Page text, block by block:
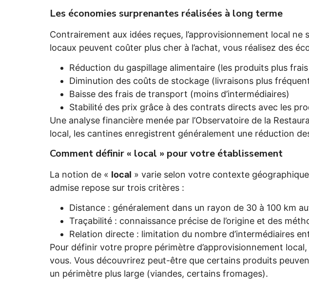
Les économies surprenantes réalisées à long terme
Contrairement aux idées reçues, l’approvisionnement local
locaux peuvent coûter plus cher à l’achat, vous réalisez des
Réduction du gaspillage alimentaire (les produits plus
Diminution des coûts de stockage (livraisons plus
Baisse des frais de transport (moins d’intermédiaires)
Stabilité des prix grâce à des contrats directs avec les
Une analyse financière menée par l’Observatoire de la
local, les cantines enregistrent généralement une réduction
Comment définir « local » pour votre établissement
La notion de « local » varie selon votre contexte
admise repose sur trois critères :
Distance : généralement dans un rayon de 30 à 100 km
Traçabilité : connaissance précise de l’origine et des
Relation directe : limitation du nombre d’intermédiaires
Pour définir votre propre périmètre d’approvisionnement
vous. Vous découvrirez peut-être que certains produits
un périmètre plus large (viandes, certains fromages).